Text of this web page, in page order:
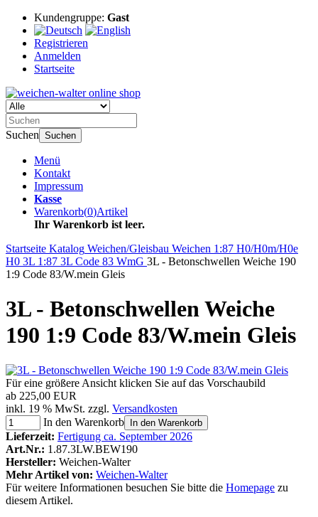
Kundengruppe: Gast
Registrieren
Anmelden
Startseite
Suchen Suchen
Menü
Kontakt
Impressum
Kasse
Warenkorb(0)Artikel
Ihr Warenkorb ist leer.
Startseite Katalog Weichen/Gleisbau Weichen 1:87 H0/H0m/H0e
H0 3L 1:87 3L Code 83 WmG 3L - Betonschwellen Weiche 190
1:9 Code 83/W.mein Gleis
3L - Betonschwellen Weiche
190 1:9 Code 83/W.mein Gleis
Für eine größere Ansicht klicken Sie auf das Vorschaubild
ab 225,00 EUR
inkl. 19 % MwSt. zzgl. Versandkosten
In den Warenkorb
In den Warenkorb
Lieferzeit: Fertigung ca. September 2026
Art.Nr.: 1.87.3LW.BEW190
Hersteller: Weichen-Walter
Mehr Artikel von: Weichen-Walter
Für weitere Informationen besuchen Sie bitte die Homepage zu
diesem Artikel.